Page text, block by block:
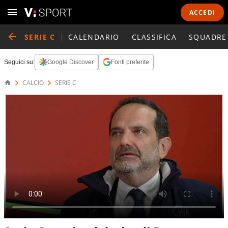
ACCEDI
SERIE C CALENDARIO CLASSIFICA SQUADRE
Seguici su: Google Discover Fonti preferite
CALCIO SERIE C